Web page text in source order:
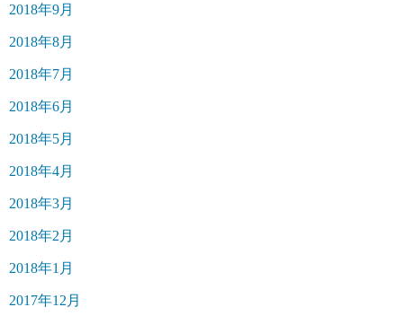
2018年9月
2018年8月
2018年7月
2018年6月
2018年5月
2018年4月
2018年3月
2018年2月
2018年1月
2017年12月